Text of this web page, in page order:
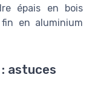
épais en bois
en aluminium
astuces